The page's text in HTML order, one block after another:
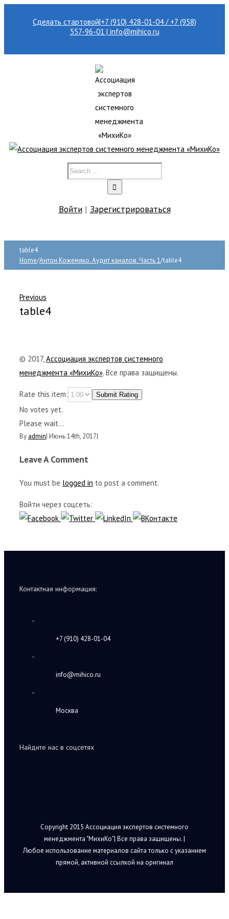
Сделать стартовой|+7 (910) 428-01-04 / +7 (958)
557-96-01 | info@mihico.ru
Войти| Зарегистрироваться
table4
Home/Антон Кожемяко. Аудит каналов. Часть 1/table4
Previous
table4
© 2017,Ассоциация экспертов системного
менеджмента «МихиКо». Все права защищены.
Rate this item: Submit Rating
No votes yet.
Please wait...
By admin| Июнь 14th, 2017|
Leave A Comment
You must be logged in to post a comment.
Войти через соцсеть:
Контактная информация:
+7 (910) 428-01-04
info@mihico.ru
Москва
Найдите нас в соцсетях
Copyright 2015 Ассоциация экспертов системного
менеджмента "МихиКо"| Все права защищены. |
Любое использование материалов сайта только с указанием
прямой, активной ссылкой на оригинал